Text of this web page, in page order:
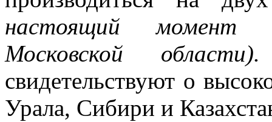
настоящий момент
Московской области).
свидетельствуют о
Урала, Сибири и